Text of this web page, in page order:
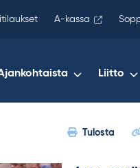
A-kassa
Liitto
Tulosta